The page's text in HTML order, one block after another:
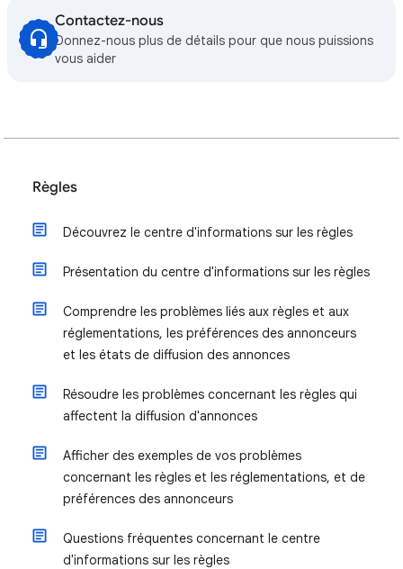
Contactez-nous
Donnez-nous plus de détails pour que nous puissions
vous aider
Règles
Découvrez le centre d'informations sur les règles
Présentation du centre d'informations sur les règles
Comprendre les problèmes liés aux règles et aux
réglementations, les préférences des annonceurs
et les états de diffusion des annonces
Résoudre les problèmes concernant les règles qui
affectent la diffusion d'annonces
Afficher des exemples de vos problèmes
concernant les règles et les réglementations, et de
préférences des annonceurs
Questions fréquentes concernant le centre
d'informations sur les règles